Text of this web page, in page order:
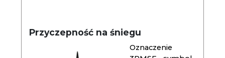
Przyczepność na śniegu
Oznaczenie